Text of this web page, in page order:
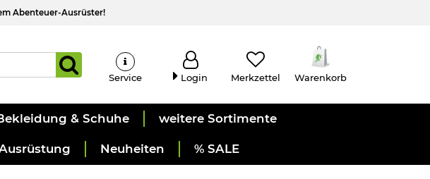
Abenteuer-Ausrüster!
Service Login Merkzettel Warenkorb
& Schuhe weitere Sortimente
Neuheiten % SALE